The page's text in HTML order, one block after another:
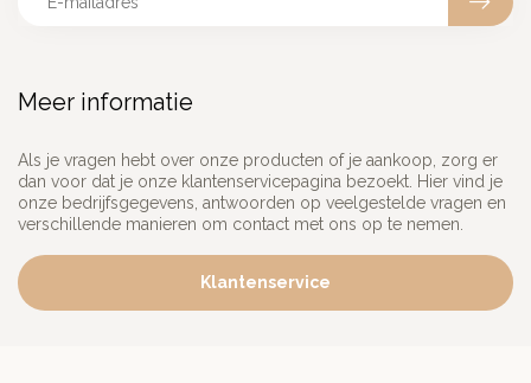
Meer informatie
Als je vragen hebt over onze producten of je aankoop, zorg er
dan voor dat je onze klantenservicepagina bezoekt. Hier vind je
onze bedrijfsgegevens, antwoorden op veelgestelde vragen en
verschillende manieren om contact met ons op te nemen.
Klantenservice